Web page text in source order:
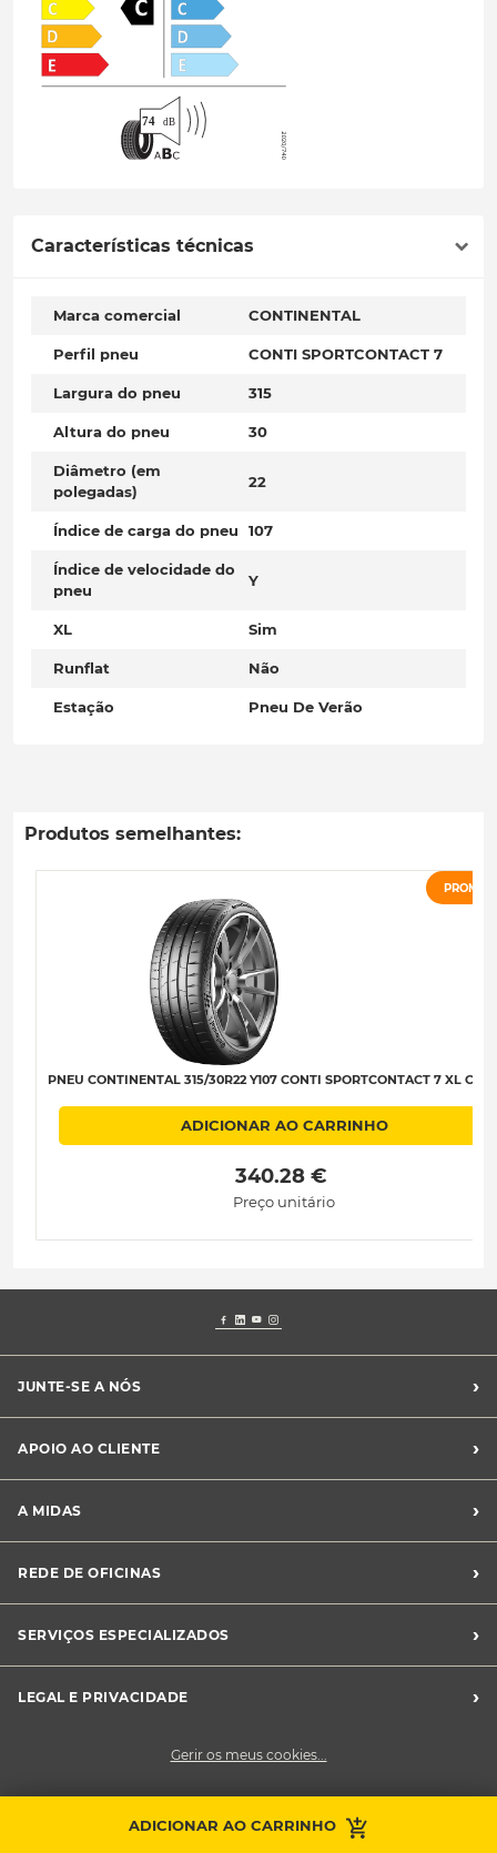
ADICIONAR AO CARRINHO
Características técnicas
Marca comercial CONTINENTAL
Perfil pneu CONTI SPORTCONTACT 7
Largura do pneu 315
Altura do pneu 30
Diâmetro (em
polegadas)
22
Índice de carga do pneu 107
Índice de velocidade do
pneu
Y
XL Sim
Runflat Não
Estação Pneu De Verão
Produtos semelhantes:
PNEU CONTINENTAL 315/30R22 Y107 CONTI SPORTCONTACT 7 XL C-A-
ADICIONAR AO CARRINHO
340.28 €
Preço unitário
JUNTE-SE A NÓS ›
Franchising Midas
APOIO AO CLIENTE ›
Livro de Reclamações
Canal de Denúncias
Perguntas Frequentes
A MIDAS ›
Sustentabilidade
Notícias Midas
REDE DE OFICINAS ›
SERVIÇOS ESPECIALIZADOS
›
LEGAL E PRIVACIDADE
›
Cookies
Gerir os meus cookies...
Faça uma marcação
Contacte a sua
oficina